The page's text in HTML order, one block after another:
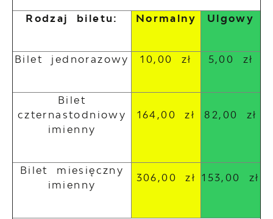
Rodzaj biletu: Normalny Ulgowy
Bilet jednorazowy 10,00 zł 5,00 zł
Bilet
czternastodniowy
imienny
164,00 zł 82,00 zł
Bilet miesięczny
imienny
306,00 zł 153,00 zł